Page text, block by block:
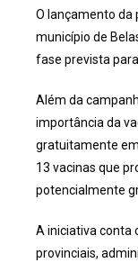
O lançamento da
município de
fase prevista
Além da
importância da
gratuitamente
13 vacinas que
potencialmente
A iniciativa conta
provinciais,